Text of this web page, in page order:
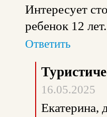
Интересует
ребенок 12
Ответить
16.05.2025
Екатерина,